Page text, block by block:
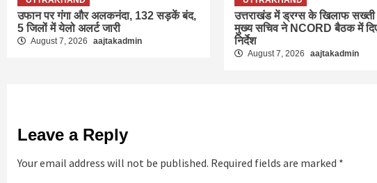
उफान पर गंगा और अलकनंदा, 132 सड़कें बंद,
5 जिलों में येलो अलर्ट जारी
August 7, 2026 aajtakadmin
उत्तराखंड में ड्रग्स के खिलाफ सख्ती
मुख्य सचिव ने NCORD बैठक में
निर्देश
August 7, 2026 aajtakadmin
Leave a Reply
Your email address will not be published. Required fields are marked *